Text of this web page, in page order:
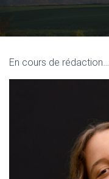
En cours de rédaction…